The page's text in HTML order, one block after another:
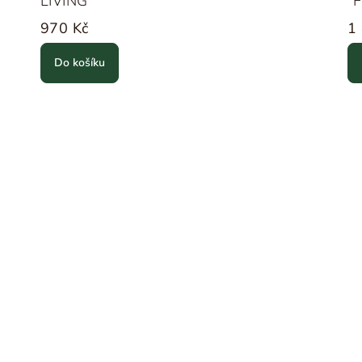
970 Kč
Do košíku
1